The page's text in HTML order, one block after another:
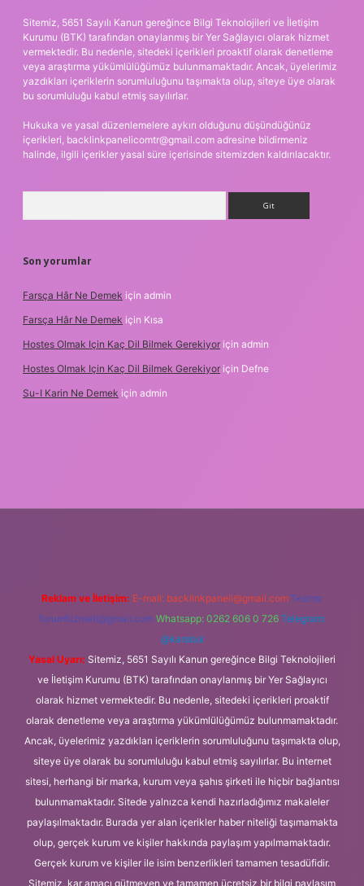
Sitemiz, 5651 Sayılı Kanun gereğince Bilgi Teknolojileri ve İletişim
Kurumu (BTK) tarafından onaylanmış bir Yer Sağlayıcı olarak hizmet
vermektedir. Bu nedenle, sitedeki içerikleri proaktif olarak denetleme
veya araştırma yükümlülüğümüz bulunmamaktadır. Ancak, üyelerimiz
yazdıkları içeriklerin sorumluluğunu taşımakta olup, siteye üye olarak
bu sorumluluğu kabul etmiş sayılırlar.
Hukuka ve yasal düzenlemelere aykırı olduğunu düşündüğünüz
içerikleri, backlinkpanelicomtr@gmail.com adresine bildirmeniz
halinde, ilgili içerikler yasal süre içerisinde sitemizden kaldırılacaktır.
Son yorumlar
Farsça Hâr Ne Demek için admin
Farsça Hâr Ne Demek için Kısa
Hostes Olmak Için Kaç Dil Bilmek Gerekiyor için admin
Hostes Olmak Için Kaç Dil Bilmek Gerekiyor için Defne
Su-I Karin Ne Demek için admin
Reklam ve İletişim: E-mail: backlinkpaneli@gmail.com Teams:
forumhizmeti@gmail.com Whatsapp: 0262 606 0 726 Telegram:
@karabul
Yasal Uyarı: Sitemiz, 5651 Sayılı Kanun gereğince Bilgi Teknolojileri
ve İletişim Kurumu (BTK) tarafından onaylanmış bir Yer Sağlayıcı
olarak hizmet vermektedir. Bu nedenle, sitedeki içerikleri proaktif
olarak denetleme veya araştırma yükümlülüğümüz bulunmamaktadır.
Ancak, üyelerimiz yazdıkları içeriklerin sorumluluğunu taşımakta olup,
siteye üye olarak bu sorumluluğu kabul etmiş sayılırlar. Bu internet
sitesi, herhangi bir marka, kurum veya şahıs şirketi ile hiçbir bağlantısı
bulunmamaktadır. Sitede yalnızca kendi hazırladığımız makaleler
paylaşılmaktadır. Burada yer alan içerikler haber niteliği taşımamakta
olup, gerçek kurum ve kişiler hakkında paylaşım yapılmamaktadır.
Gerçek kurum ve kişiler ile isim benzerlikleri tamamen tesadüfidir.
Sitemiz, kar amacı gütmeyen ve tamamen ücretsiz bir bilgi paylaşım